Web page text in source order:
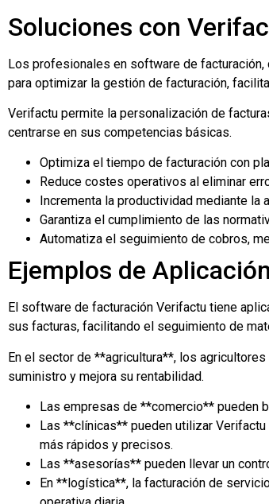
Soluciones con
Los profesionales en software de
para optimizar la gestión de facturación,
Verifactu permite la personalización de
centrarse en sus competencias básicas.
Optimiza el tiempo de facturación con
Reduce costes operativos al eliminar
Incrementa la productividad mediante
Garantiza el cumplimiento de las
Automatiza el seguimiento de cobros,
Ejemplos de
El software de facturación Verifactu tiene
sus facturas, facilitando el seguimiento de
En el sector de **agricultura**, los
suministro y mejora su rentabilidad.
Las empresas de **comercio** pueden
Las **clínicas** pueden utilizar
más rápidos y precisos.
Las **asesorías** pueden llevar un
En **logística**, la facturación de